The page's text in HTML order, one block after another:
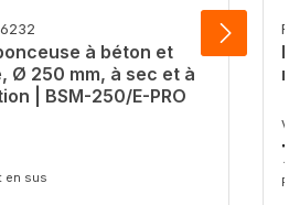
à béton et
Ø 250 mm, à sec et à
| BSM-250/E-PRO
en sus